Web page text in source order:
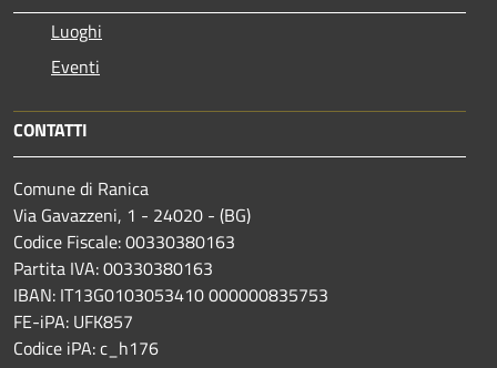
Luoghi
Eventi
CONTATTI
Comune di Ranica
Via Gavazzeni, 1 - 24020 - (BG)
Codice Fiscale: 00330380163
Partita IVA: 00330380163
IBAN: IT13G0103053410 000000835753
FE-iPA: UFK857
Codice iPA: c_h176